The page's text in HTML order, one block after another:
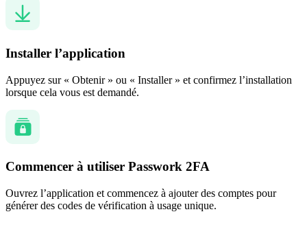
Installer l’application
Appuyez sur « Obtenir » ou « Installer » et confirmez l’installation
lorsque cela vous est demandé.
Commencer à utiliser Passwork 2FA
Ouvrez l’application et commencez à ajouter des comptes pour
générer des codes de vérification à usage unique.